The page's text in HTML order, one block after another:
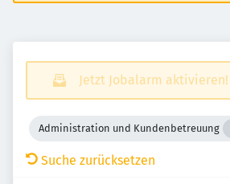
Jetzt Jobalarm aktivieren!
Administration und Kundenbetreuung
Suche zurücksetzen